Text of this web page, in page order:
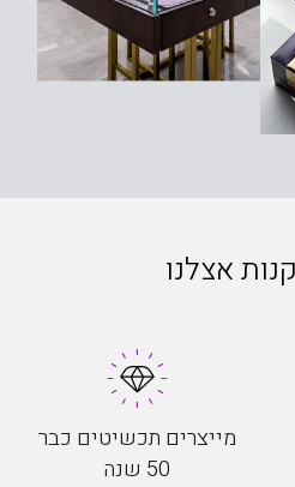
אצלנו
מייצרים תכשיטים כבר
50 שנה